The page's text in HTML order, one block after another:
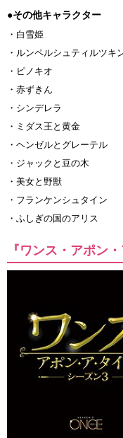
●その他キャラクター
・白雪姫
・ルンペルシュティルツキ
・ピノキオ
・赤ずきん
・シンデレラ
・ミダス王と黄金
・ヘンゼルとグレーテル
・ジャックと豆の木
・美女と野獣
・フランケンシュタイン
・ふしぎの国のアリス
『ワンス・アポン